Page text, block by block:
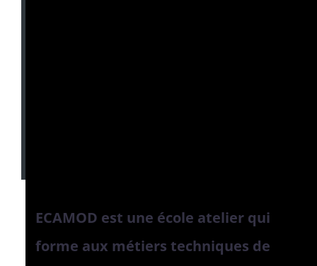
ECAMOD est une école atelier qui
forme aux métiers techniques de